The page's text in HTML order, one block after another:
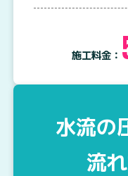
施工料金：
水流の
流